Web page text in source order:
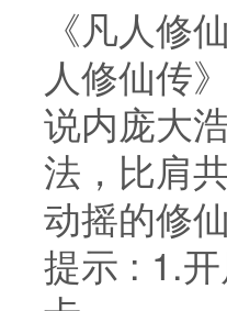
《凡人修
人修仙传
说内庞大
法，比肩
动摇的修
提示 : 1.